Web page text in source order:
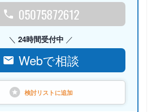
05075872612
24時間受付中
Webで相談
検討リストに追加